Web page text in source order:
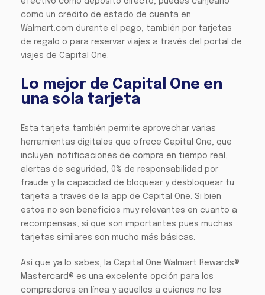
como un crédito de estado de cuenta en
Walmart.com durante el pago, también por tarjetas
de regalo o para reservar viajes a través del portal de
viajes de Capital One.
Lo mejor de Capital One en
una sola tarjeta
Esta tarjeta también permite aprovechar varias
herramientas digitales que ofrece Capital One, que
incluyen: notificaciones de compra en tiempo real,
alertas de seguridad, 0% de responsabilidad por
fraude y la capacidad de bloquear y desbloquear tu
tarjeta a través de la app de Capital One. Si bien
estos no son beneficios muy relevantes en cuanto a
recompensas, sí que son importantes pues muchas
tarjetas similares son mucho más básicas.
Así que ya lo sabes, la Capital One Walmart Rewards®
Mastercard® es una excelente opción para los
compradores en línea y aquellos a quienes no les